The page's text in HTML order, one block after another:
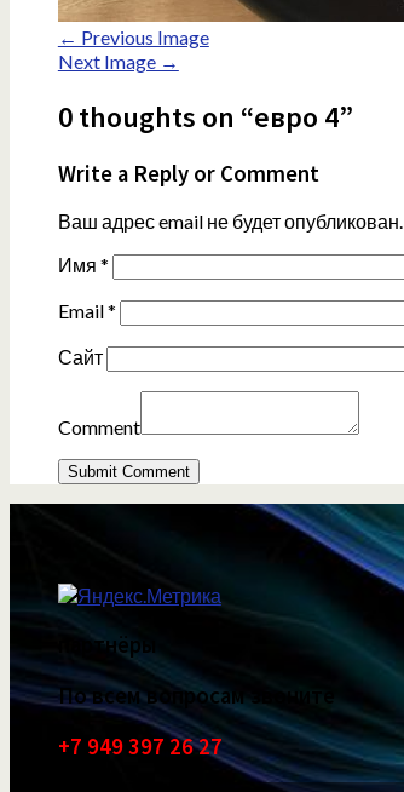
← Previous Image
Next Image →
0 thoughts on “евро 4”
Write a Reply or Comment
Ваш адрес email не будет опубликован.
Имя *
Email*
Сайт
Comment
партнёры
По всем вопросам звоните
+7 949 397 26 27